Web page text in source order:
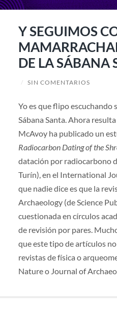
Y SEGUIMOS
DE LA SÁBANA
/ SIN COMENTARIOS
Yo es que flipo escuchando
Sábana Santa. Ahora
McAvoy ha publicado un
Radiocarbon Dating of the
datación por radiocarbono
Turín), en el International
que nadie dice es que la
Archaeology (de Science
cuestionada en círculos
de revisión por pares.
que este tipo de artículos
revistas de física o
Nature o Journal of